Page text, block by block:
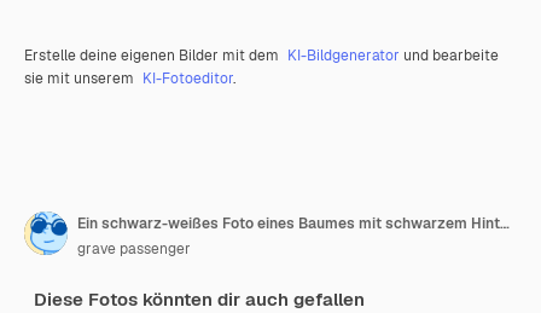
Erstelle deine eigenen Bilder mit dem KI-Bildgenerator und bearbeite
sie mit unserem KI-Fotoeditor.
Ein schwarz-weißes Foto eines Baumes mit schwarzem Hintergrund
grave passenger
Diese Fotos könnten dir auch gefallen